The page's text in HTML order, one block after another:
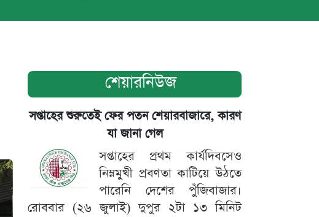
শেয়ারনিউজ
সপ্তাহের শুরুতেই ফের পতন শেয়ারবাজারে, কারণ
যা জানা গেল
সপ্তাহের প্রথম কার্যদিবসেও
নিম্নমুখী প্রবণতা কাটিয়ে উঠতে
পারেনি দেশের পুঁজিবাজার।
রোববার (২৬ জুলাই) দুপুর ২টা ১৩ মিনিট